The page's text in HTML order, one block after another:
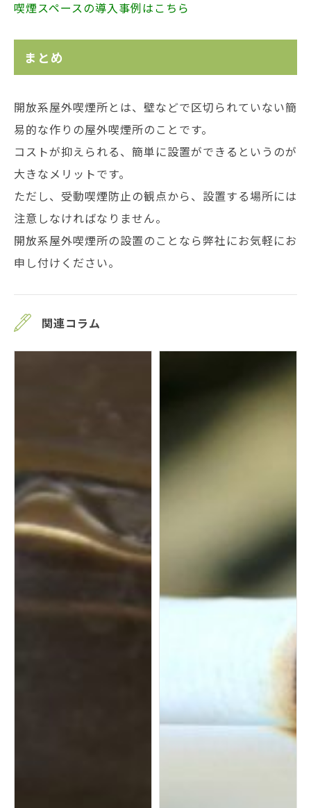
喫煙スペースの導入事例はこちら
まとめ
開放系屋外喫煙所とは、壁などで区切られていない簡
易的な作りの屋外喫煙所のことです。
コストが抑えられる、簡単に設置ができるというのが
大きなメリットです。
ただし、受動喫煙防止の観点から、設置する場所には
注意しなければなりません。
開放系屋外喫煙所の設置のことなら弊社にお気軽にお
申し付けください。
関連コラム